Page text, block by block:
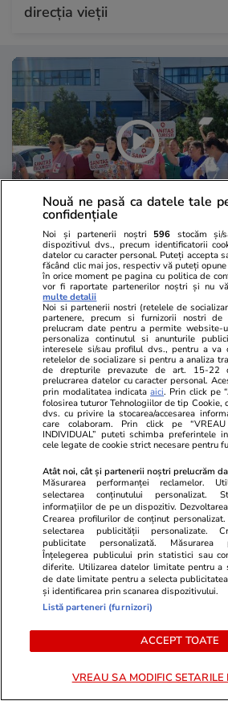
direcția vieții
Sănătate și Fitness
A doua zi de grevă în
„Avem colegi care ne-au
spital”. Mărturii
de la Spitalul Bagdasar-
Lifestyle
Ploaia de meteori Delta
Aquaride 2026: când o poți
vedea cel mai bine
Lifestyle
prin ce se diferențiază
Nouă ne pasă ca datele tale
confidențiale
Noi și partenerii noștri 596 stocăm și/
dispozitivul dvs., precum identificatorii
datelor cu caracter personal. Puteți accepta
făcând clic mai jos, respectiv vă puteți
în orice moment pe pagina cu politica de
vor fi raportate partenerilor noștri și nu
multe detalii
Noi si partenerii nostri (retelele de
partenere, precum si furnizorii nostri
prelucram date pentru a permite website-
personaliza continutul si anunturile
interesele si/sau profilul dvs., pentru a va
retelelor de socializare si pentru a analiza
de drepturile prevazute de art. 15-22
prelucrarea datelor cu caracter personal.
prin modalitatea indicataaici. Prin click pe
folosirea tuturor Tehnologiilor de tip Cookie,
dvs. cu privire la stocarea/accesarea
care colaboram. Prin click pe
INDIVIDUAL” puteti schimba preferintele
cele legate de cookie strict necesare pentru
Atât noi, cât și partenerii noștri prelucrăm
Măsurarea performanței reclamelor.
selectarea conținutului personalizat.
informațiilor de pe un dispozitiv.
Crearea profilurilor de conținut
selectarea publicității personalizate.
publicitate personalizată. Măsurarea
Înțelegerea publicului prin statistici sau
diferite. Utilizarea datelor limitate pentru a
de date limitate pentru a selecta
și identificarea prin scanarea dispozitivului.
Listă parteneri (furnizori)
ACCEPT TOATE
VREAU SA MODIFIC